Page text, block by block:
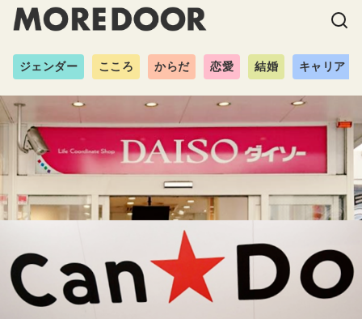
ジェンダー こころ からだ 恋愛 結婚 キャリア